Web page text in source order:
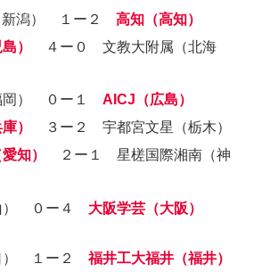
新潟） １ー２高知（高知）
）
４ー０ 文教大附属（北海
岡） ０ー１AICJ（広島）
）
３ー２ 宇都宮文星（栃木）
知）
２ー１ 星槎国際湘南（神
） ０ー４ 大阪学芸（大阪）
） １ー２福井工大福井（福井）